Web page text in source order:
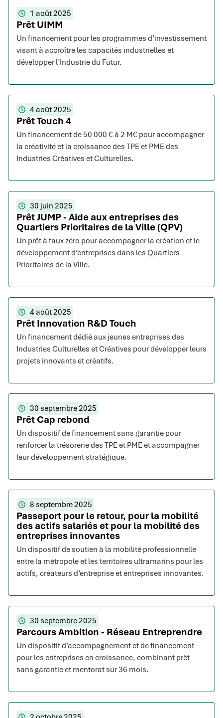
1 août 2025
Prêt UIMM
Un financement pour les programmes d’investissement
visant à accroître les capacités industrielles et
développer l’Industrie du Futur.
4 août 2025
Prêt Touch 4
Un financement de 50 000 € à 2 M€ pour accompagner
la créativité et la croissance des TPE et PME des
Industries Créatives et Culturelles.
30 juin 2025
Prêt JUMP - Aide aux entreprises des
Quartiers Prioritaires de la Ville (QPV)
Un prêt à taux zéro pour accompagner la création et le
développement d’entreprises dans les Quartiers
Prioritaires de la Ville.
4 août 2025
Prêt Innovation R&D Touch
Un financement dédié aux jeunes entreprises des
Industries Culturelles et Créatives pour développer leurs
projets innovants et créatifs.
30 septembre 2025
Prêt Cap rebond
Un dispositif de financement sans garantie pour
renforcer la trésorerie des TPE et PME et accompagner
leur développement stratégique.
8 septembre 2025
Passeport pour le retour, pour la mobilité
des actifs salariés et pour la mobilité des
entreprises innovantes
Un dispositif de soutien à la mobilité professionnelle
entre la métropole et les territoires ultramarins pour les
actifs, créateurs d’entreprise et entreprises innovantes.
30 septembre 2025
Parcours Ambition - Réseau Entreprendre
Un dispositif d’accompagnement et de financement
pour les entreprises en croissance, combinant prêt
sans garantie et mentorat sur 36 mois.